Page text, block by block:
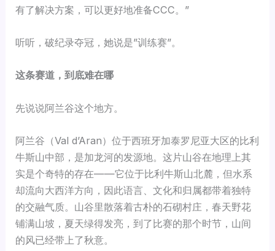
有了解决方案，可以更好地准备CCC。”
听听，破纪录夺冠，她说是”训练赛”。
这条赛道，到底难在哪
先说说阿兰谷这个地方。
阿兰谷（Val d’Aran）位于西班牙加泰罗尼亚大区的比利
牛斯山中部，是加龙河的发源地。这片山谷在地理上其
实是个奇特的存在——它位于比利牛斯山北麓，但水系
却流向大西洋方向，因此语言、文化和归属都带着独特
的交融气质。山谷里散落着古朴的石砌村庄，春天野花
铺满山坡，夏天绿得发亮，到了比赛的那个时节，山间
的风已经带上了秋意。